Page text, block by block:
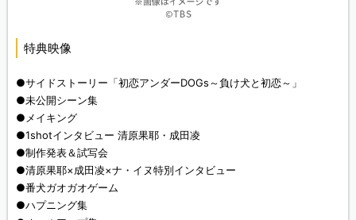
特典映像
●サイドストーリー「初恋アンダーDOGs～負け犬と初恋～」
●未公開シーン集
●メイキング
●1shotインタビュー 清原果耶・成田凌
●制作発表＆試写会
●清原果耶×成田凌×ナ・イヌ特別インタビュー
●番犬ガオガオゲーム
●ハプニング集